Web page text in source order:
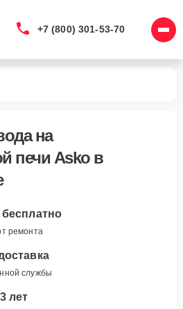
+7 (800) 301-53-70
на
печи Asko в
ремонта
службы
лет